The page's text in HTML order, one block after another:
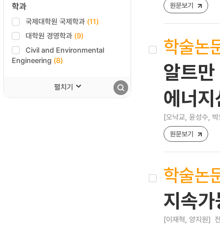
학과
국제대학원 국제학과 (11)
대학원 경영학과 (9)
Civil and Environmental
Engineering (8)
펼치기
원문보기
학술논
알트
에너
[오낙교, 윤성수,
원문보기
학술논
지속
[이재혁, 양지원]